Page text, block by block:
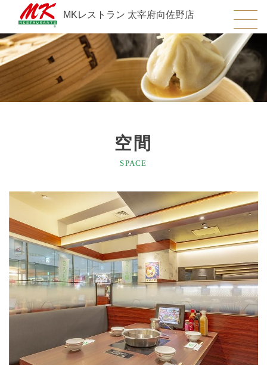
MKレストラン 太宰府向佐野店
空間
SPACE